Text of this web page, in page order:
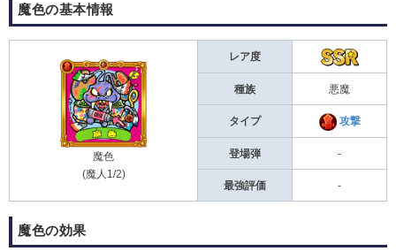
魔色の基本情報
魔色
(魔人1/2)
レア度
種族 悪魔
タイプ 攻撃
登場弾 -
最強評価 -
魔色の効果